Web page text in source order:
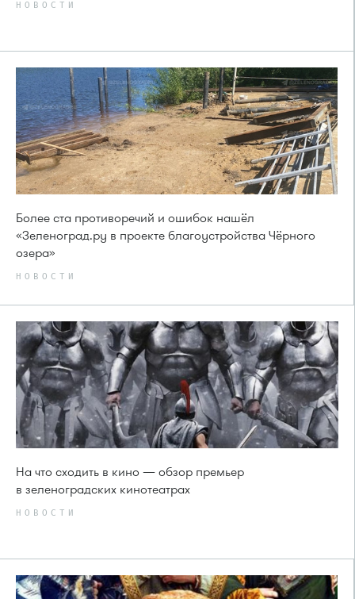
НОВОСТИ
Более ста противоречий и ошибок нашёл
«Зеленоград.ру в проекте благоустройства Чёрного
озера»
НОВОСТИ
На что сходить в кино — обзор премьер
в зеленоградских кинотеатрах
НОВОСТИ